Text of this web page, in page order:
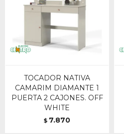
TOCADOR NATIVA
CAMARIM DIAMANTE 1
PUERTA 2 CAJONES. OFF
WHITE
$ 7.870